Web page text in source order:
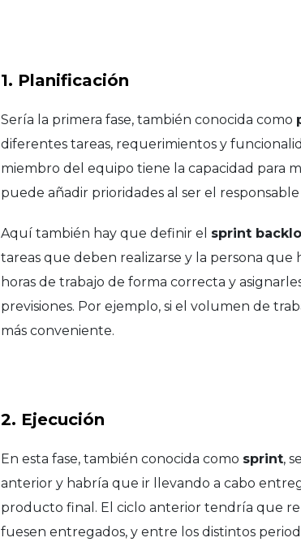
1. Planificación
Sería la primera fase, también conocida como
diferentes tareas, requerimientos y
miembro del equipo tiene la capacidad para
puede añadir prioridades al ser el
Aquí también hay que definir el sprint
tareas que deben realizarse y la persona que
horas de trabajo de forma correcta y
previsiones. Por ejemplo, si el volumen de
más conveniente.
2. Ejecución
En esta fase, también conocida como sprint,
anterior y habría que ir llevando a cabo
producto final. El ciclo anterior tendría que
fuesen entregados, y entre los distintos